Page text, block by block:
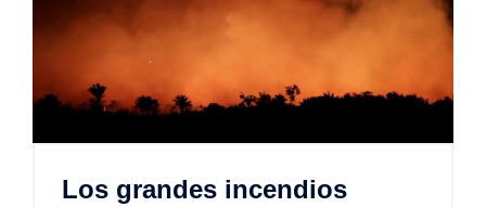
Los grandes incendios